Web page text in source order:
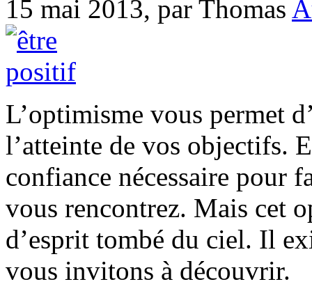
15 mai 2013, par Thomas
L’optimisme vous permet
l’atteinte de vos objectifs.
confiance nécessaire pour
vous rencontrez. Mais cet
d’esprit tombé du ciel. Il
vous invitons à découvrir.